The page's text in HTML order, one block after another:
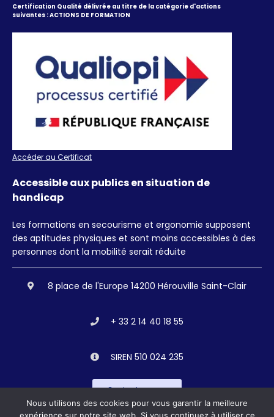
Certification Qualité délivrée au titre de la catégorie d'actions
suivantes : ACTIONS DE FORMATION
Accéder au Certificat
Accessible aux publics en situation de
handicap
Les formations en secourisme et ergonomie supposent
des aptitudes physiques et sont moins accessibles à des
personnes dont la mobilité serait réduite
8 place de l'Europe 14200 Hérouville Saint-Clair
+ 33 2 14 40 18 55
SIREN 510 024 235
Contactez nous
Nous utilisons des cookies pour vous garantir la meilleure